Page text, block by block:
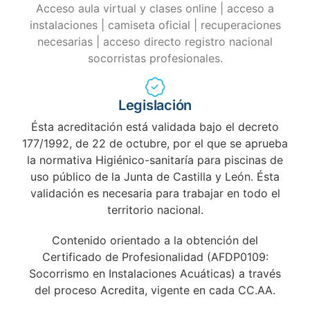
Acceso aula virtual y clases online | acceso a
instalaciones | camiseta oficial | recuperaciones
necesarias | acceso directo registro nacional
socorristas profesionales.
Legislación
Ésta acreditación está validada bajo el decreto
177/1992, de 22 de octubre, por el que se aprueba
la normativa Higiénico-sanitaría para piscinas de
uso público de la Junta de Castilla y León. Ésta
validación es necesaria para trabajar en todo el
territorio nacional.
Contenido orientado a la obtención del
Certificado de Profesionalidad (AFDP0109:
Socorrismo en Instalaciones Acuáticas) a través
del proceso Acredita, vigente en cada CC.AA.